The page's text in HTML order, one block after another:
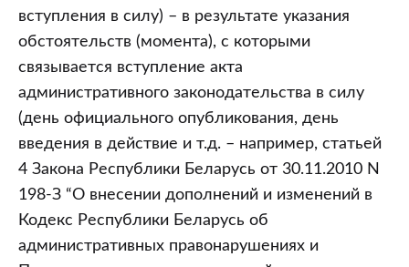
вступления в силу) – в результате указания
обстоятельств (момента), с которыми
связывается вступление акта
административного законодательства в силу
(день официального опубликования, день
введения в действие и т.д. – например, статьей
4 Закона Республики Беларусь от 30.11.2010 N
198-З “О внесении дополнений и изменений в
Кодекс Республики Беларусь об
административных правонарушениях и